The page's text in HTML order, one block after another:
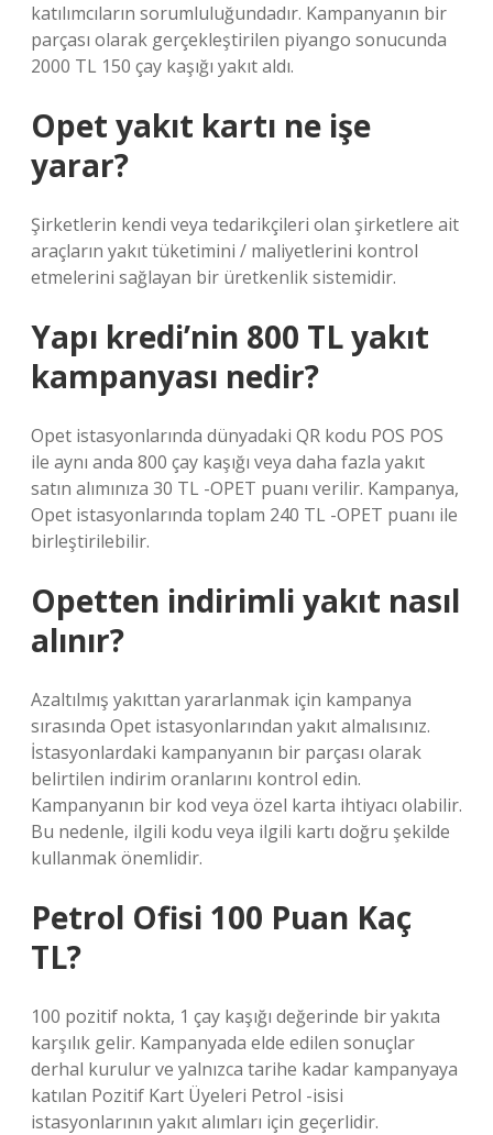
katılımcıların sorumluluğundadır. Kampanyanın bir
parçası olarak gerçekleştirilen piyango sonucunda
2000 TL 150 çay kaşığı yakıt aldı.
Opet yakıt kartı ne işe
yarar?
Şirketlerin kendi veya tedarikçileri olan şirketlere ait
araçların yakıt tüketimini / maliyetlerini kontrol
etmelerini sağlayan bir üretkenlik sistemidir.
Yapı kredi’nin 800 TL yakıt
kampanyası nedir?
Opet istasyonlarında dünyadaki QR kodu POS POS
ile aynı anda 800 çay kaşığı veya daha fazla yakıt
satın alımınıza 30 TL -OPET puanı verilir. Kampanya,
Opet istasyonlarında toplam 240 TL -OPET puanı ile
birleştirilebilir.
Opetten indirimli yakıt nasıl
alınır?
Azaltılmış yakıttan yararlanmak için kampanya
sırasında Opet istasyonlarından yakıt almalısınız.
İstasyonlardaki kampanyanın bir parçası olarak
belirtilen indirim oranlarını kontrol edin.
Kampanyanın bir kod veya özel karta ihtiyacı olabilir.
Bu nedenle, ilgili kodu veya ilgili kartı doğru şekilde
kullanmak önemlidir.
Petrol Ofisi 100 Puan Kaç
TL?
100 pozitif nokta, 1 çay kaşığı değerinde bir yakıta
karşılık gelir. Kampanyada elde edilen sonuçlar
derhal kurulur ve yalnızca tarihe kadar kampanyaya
katılan Pozitif Kart Üyeleri Petrol -isisi
istasyonlarının yakıt alımları için geçerlidir.